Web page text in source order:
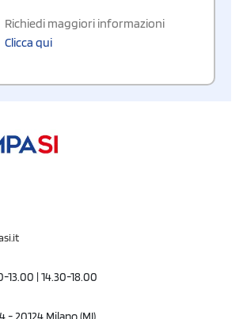
Richiedi maggiori informazioni
Clicca qui
13.00 | 14.30-18.00